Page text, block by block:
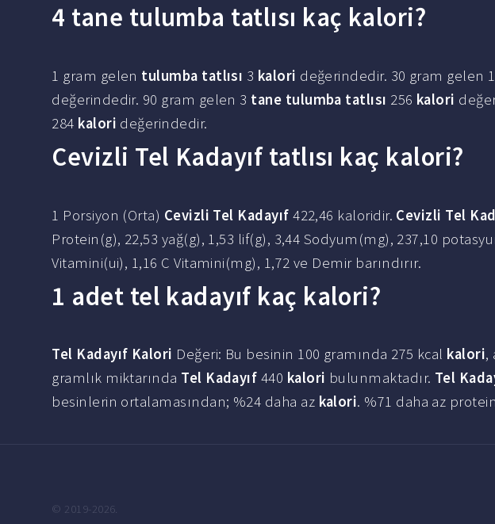
4 tane tulumba tatlısı kaç kalori?
1 gram gelen tulumba tatlısı 3 kalori değerindedir. 30 gram gelen 1
değerindedir. 90 gram gelen 3 tane tulumba tatlısı 256 kalori
284 kalori değerindedir.
Cevizli Tel Kadayıf tatlısı kaç kalori?
1 Porsiyon (Orta) Cevizli Tel Kadayıf 422,46 kaloridir. Cevizli Tel
Protein(g), 22,53 yağ(g), 1,53 lif(g), 3,44 Sodyum(mg), 237,10
Vitamini(ui), 1,16 C Vitamini(mg), 1,72 ve Demir barındırır.
1 adet tel kadayıf kaç kalori?
Tel Kadayıf Kalori Değeri: Bu besinin 100 gramında 275 kcal kalori,
gramlık miktarında Tel Kadayıf 440 kalori bulunmaktadır. Tel
besinlerin ortalamasından; %24 daha az kalori. %71 daha az
© 2019-2026.